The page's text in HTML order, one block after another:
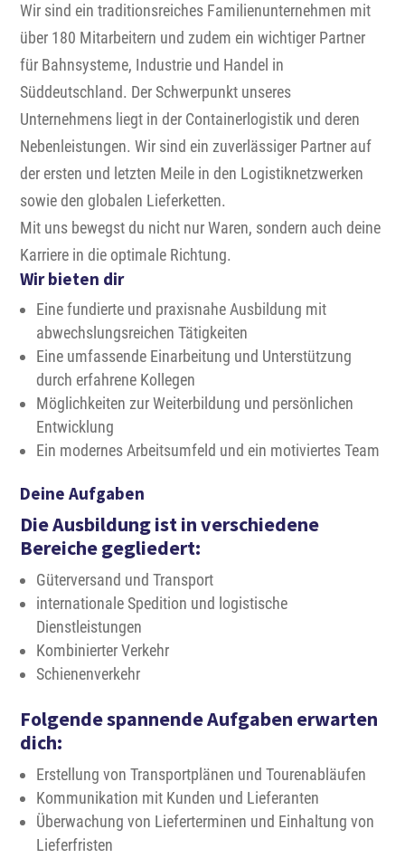
Wir sind ein traditionsreiches Familienunternehmen mit
über 180 Mitarbeitern und zudem ein wichtiger Partner
für Bahnsysteme, Industrie und Handel in
Süddeutschland. Der Schwerpunkt unseres
Unternehmens liegt in der Containerlogistik und deren
Nebenleistungen. Wir sind ein zuverlässiger Partner auf
der ersten und letzten Meile in den Logistiknetzwerken
sowie den globalen Lieferketten.
Mit uns bewegst du nicht nur Waren, sondern auch deine
Karriere in die optimale Richtung.
Wir bieten dir
Eine fundierte und praxisnahe Ausbildung mit
abwechslungsreichen Tätigkeiten
Eine umfassende Einarbeitung und Unterstützung
durch erfahrene Kollegen
Möglichkeiten zur Weiterbildung und persönlichen
Entwicklung
Ein modernes Arbeitsumfeld und ein motiviertes Team
Deine Aufgaben
Die Ausbildung ist in verschiedene
Bereiche gegliedert:
Güterversand und Transport
internationale Spedition und logistische
Dienstleistungen
Kombinierter Verkehr
Schienenverkehr
Folgende spannende Aufgaben erwarten
dich:
Erstellung von Transportplänen und Tourenabläufen
Kommunikation mit Kunden und Lieferanten
Überwachung von Lieferterminen und Einhaltung von
Lieferfristen